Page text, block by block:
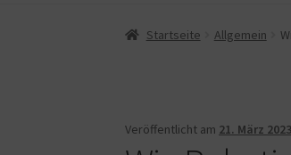
Start Cookie-Richtlinie (EU)
Startseite Allgemein
Veröffentlicht am 21. März 2023